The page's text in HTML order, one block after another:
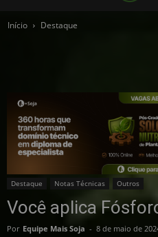
Início Destaque
Destaque Notas Técnicas Outros
Você aplica
Por Equipe Mais Soja - 8 de maio de